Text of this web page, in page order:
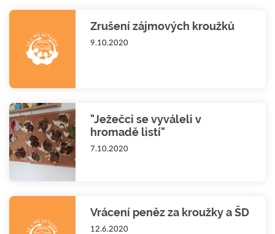
Zrušení zájmových kroužků
9.10.2020
"Ježečci se vyváleli v
hromadě listí"
7.10.2020
Vrácení peněz za kroužky a ŠD
12.6.2020